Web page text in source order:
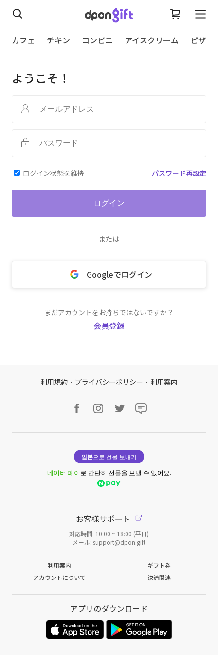
カフェ チキン コンビニ アイスクリーム ピザ
ようこそ！
ログイン状態を維持 パスワード再設定
ログイン
または
Googleでログイン
まだアカウントをお持ちではないですか？
会員登録
利用規約 · プライバシーポリシー · 利用案内
일본으로 선물 보내기
네이버 페이로 간단히 선물을 보낼 수 있어요.
お客様サポート
対応時間: 10:00 ~ 18:00 (平日)
メール: support@dpon.gift
利用案内
ギフト券
アカウントについて
決済関連
アプリのダウンロード